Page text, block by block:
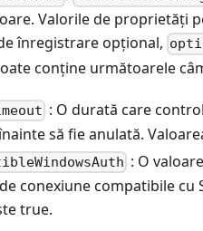
Valorile de proprietăți
înregistrare opțional,
conține următoarele
: O durată care
să fie anulată.
: O
conexiune compatibile cu
true.